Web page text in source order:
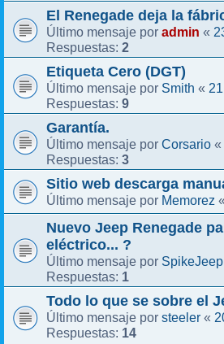
El Renegade deja la
Último mensaje por admin «
Respuestas: 2
Etiqueta Cero (DGT)
Último mensaje por Smith «
Respuestas: 9
Garantía.
Último mensaje por Corsario «
Respuestas: 3
Sitio web descarga
Último mensaje por Memorez «
Nuevo Jeep Renegade
eléctrico... ?
Último mensaje por SpikeJeep
Respuestas: 1
Todo lo que se sobre el
Último mensaje por steeler «
Respuestas: 14